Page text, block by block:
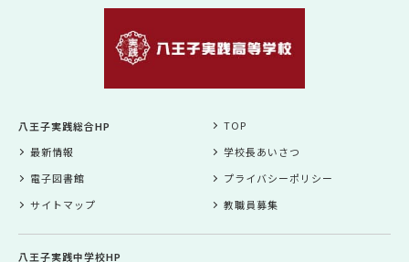
八王子実践総合HP
TOP
最新情報
学校長あいさつ
電子図書館
プライバシーポリシー
サイトマップ
教職員募集
八王子実践中学校HP